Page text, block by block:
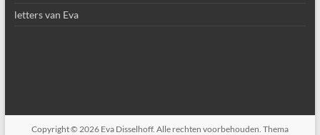
letters van Eva
Copyright © 2026 Eva Disselhoff. Alle rechten voorbehouden. Thema